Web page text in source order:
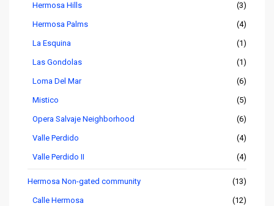
Hermosa Hills (3)
Hermosa Palms (4)
La Esquina (1)
Las Gondolas (1)
Loma Del Mar (6)
Mistico (5)
Opera Salvaje Neighborhood (6)
Valle Perdido (4)
Valle Perdido II (4)
Hermosa Non-gated community (13)
Calle Hermosa (12)